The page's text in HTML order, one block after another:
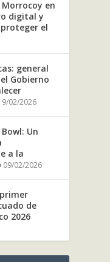
en
digital y
el
general
Gobierno
02/2026
Un
a la
09/02/2026
de
2026